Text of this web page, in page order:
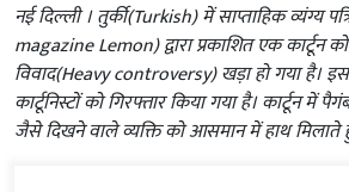
नई दिल्‍ली । तुर्की(Turkish) में साप्ताहिक व्यंग्य
magazine Lemon) द्वारा प्रकाशित एक कार्टून
विवाद(Heavy controversy) खड़ा हो गया
कार्टूनिस्टों को गिरफ्तार किया गया है। कार्टून में
जैसे दिखने वाले व्यक्ति को आसमान में हाथ मिलाते